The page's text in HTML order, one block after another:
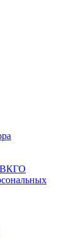
ВКГО